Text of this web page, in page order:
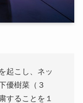
起こし、ネッ
優樹菜（３
することを１